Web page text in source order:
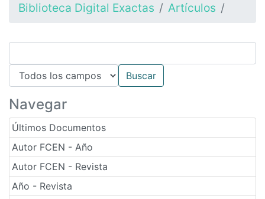
Biblioteca Digital Exactas Artículos
Navegar
Últimos Documentos
Autor FCEN - Año
Autor FCEN - Revista
Año - Revista